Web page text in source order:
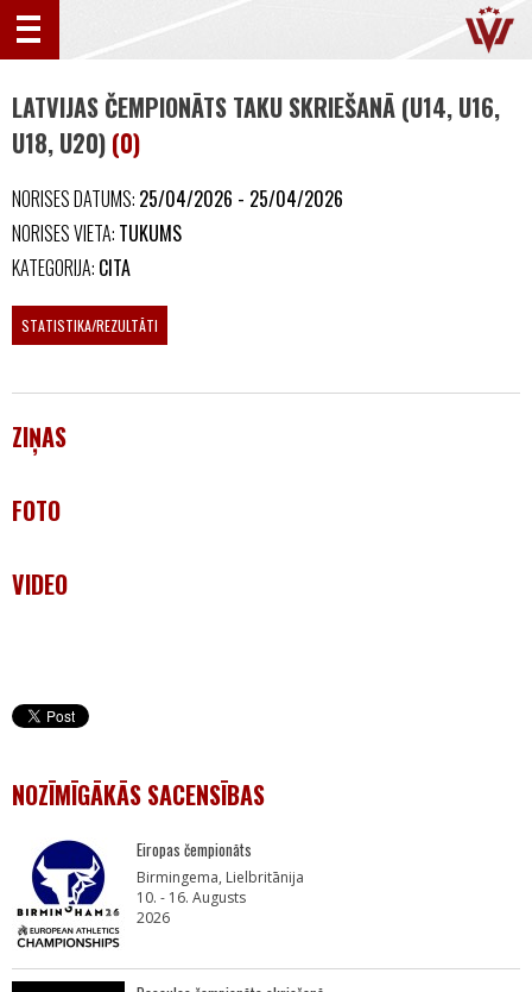
LATVIJAS ČEMPIONĀTS TAKU SKRIEŠANĀ (U14, U16,
U18, U20) (0)
NORISES DATUMS: 25/04/2026 - 25/04/2026
NORISES VIETA: TUKUMS
KATEGORIJA: CITA
STATISTIKA/REZULTĀTI
ZIŅAS
FOTO
VIDEO
NOZĪMĪGĀKĀS SACENSĪBAS
Eiropas čempionāts
Birmingema, Lielbritānija
10. - 16. Augusts
2026